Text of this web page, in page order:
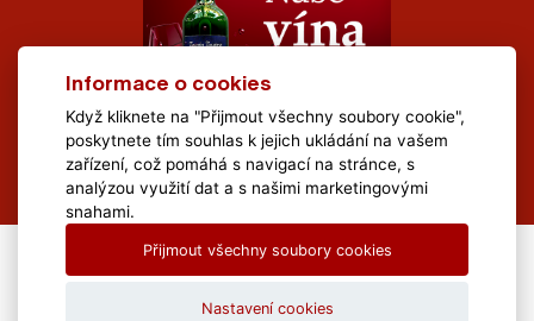
All Rights Reserved Muzeum Brněnska © 2020, Webdesign by
Informace o cookies
Když kliknete na "Přijmout všechny soubory cookie",
poskytnete tím souhlas k jejich ukládání na vašem
zařízení, což pomáhá s navigací na stránce, s
analýzou využití dat a s našimi marketingovými
snahami.
Přijmout všechny soubory cookies
Nastavení cookies